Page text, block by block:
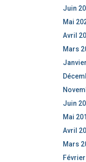
Juin
Mai
Avril
Mars
Juin
Mai
Avril
Mars